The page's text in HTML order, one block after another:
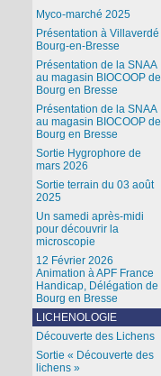
Myco-marché 2025
Présentation à Villaverdé
Bourg-en-Bresse
Présentation de la SNAA
au magasin BIOCOOP de
Bourg en Bresse
Présentation de la SNAA
au magasin BIOCOOP de
Bourg en Bresse
Sortie Hygrophore de
mars 2026
Sortie terrain du 03 août
2025
Un samedi après-midi
pour découvrir la
microscopie
12 Février 2026
Animation à APF France
Handicap, Délégation de
Bourg en Bresse
LICHENOLOGIE
Découverte des Lichens
Sortie « Découverte des
lichens »